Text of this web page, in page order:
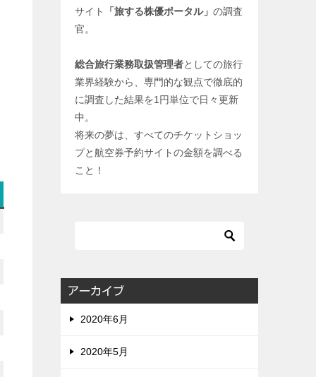
サイト
「旅する株優ポータル」 の調査
官。
総合旅行業務取扱管理者としての旅行
業界経験から、専門的な観点で徹底的
に調査した結果を1円単位で日々更新
中。
将来の夢は、すべてのチケットショッ
プと航空券予約サイトの金額を調べる
こと！
アーカイブ
2020年6月
2020年5月